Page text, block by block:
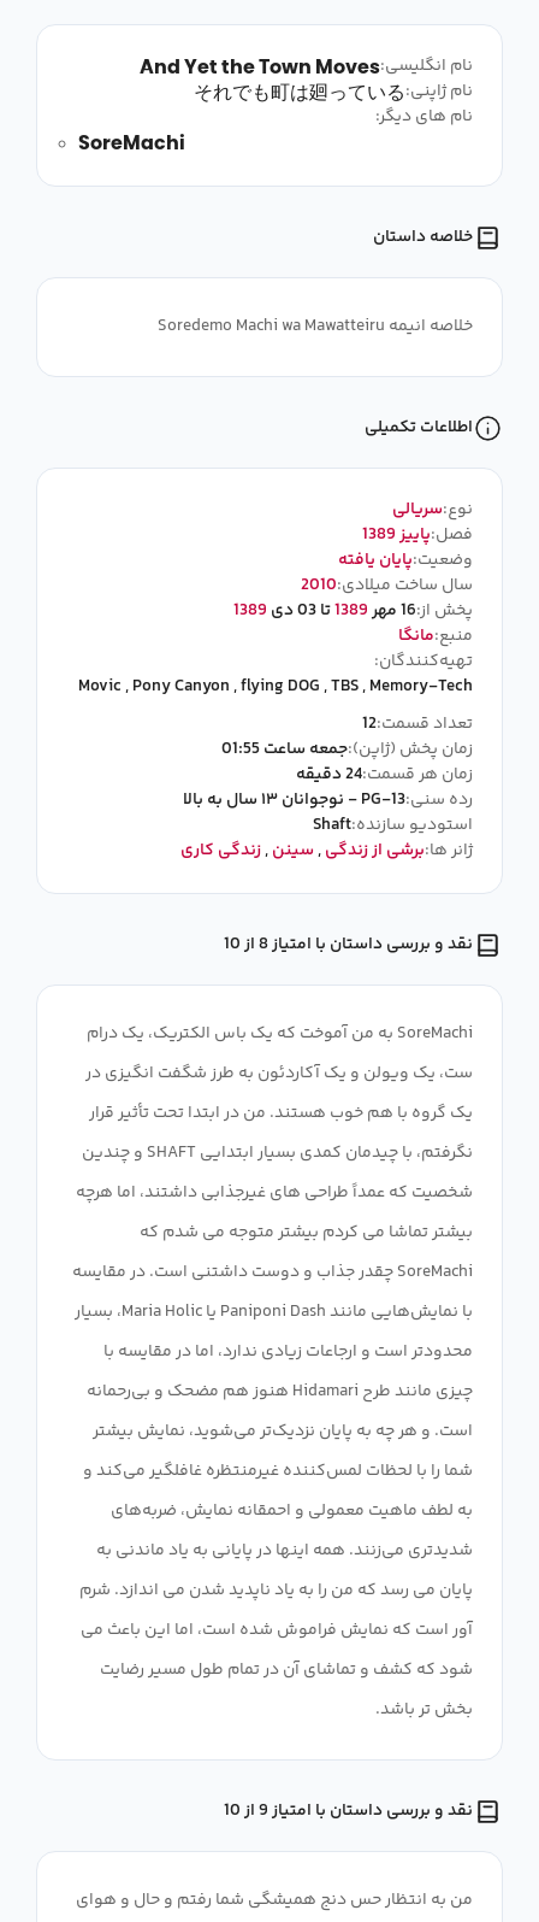
نام انگلیسی:And Yet the Town Moves
نام ژاپنی:それでも町は廻っている
نام های دیگر:
SoreMachi
خلاصه داستان
خلاصه انیمه Soredemo Machi wa Mawatteiru
اطلاعات تکمیلی
نوع:سریالی
فصل:پاییز 1389
وضعیت:پایان یافته
سال ساخت میلادی:2010
پخش از:16 مهر 1389تا 03 دی
1389
منبع:مانگا
تهیه‌کنندگان:
Movic,Pony Canyon,flying DOG,TBS,Memory-Tech
تعداد قسمت:12
زمان پخش (ژاپن):جمعه ساعت 01:55
زمان هر قسمت:24 دقیقه
رده سنی:PG-13 - نوجوانان ۱۳ سال به بالا
استودیو سازنده:Shaft
ژانر ها:برشی از زندگی,سینن,زندگی کاری
نقد و بررسی داستان با امتیاز 8 از 10
SoreMachi به من آموخت که یک باس الکتریک، یک درام
ست، یک ویولن و یک آکاردئون به طرز شگفت انگیزی در
یک گروه با هم خوب هستند. من در ابتدا تحت تأثیر قرار
نگرفتم، با چیدمان کمدی بسیار ابتدایی SHAFT و چندین
شخصیت که عمداً طراحی های غیرجذابی داشتند، اما هرچه
بیشتر تماشا می کردم بیشتر متوجه می شدم که
SoreMachi چقدر جذاب و دوست داشتنی است. در مقایسه
با نمایش‌هایی مانند Paniponi Dash یا Maria Holic، بسیار
محدودتر است و ارجاعات زیادی ندارد، اما در مقایسه با
چیزی مانند طرح Hidamari هنوز هم مضحک و بی‌رحمانه
است. و هر چه به پایان نزدیک‌تر می‌شوید، نمایش بیشتر
شما را با لحظات لمس‌کننده غیرمنتظره غافلگیر می‌کند و
به لطف ماهیت معمولی و احمقانه نمایش، ضربه‌های
شدیدتری می‌زنند. همه اینها در پایانی به یاد ماندنی به
پایان می رسد که من را به یاد ناپدید شدن می اندازد. شرم
آور است که نمایش فراموش شده است، اما این باعث می
شود که کشف و تماشای آن در تمام طول مسیر رضایت
بخش تر باشد.
نقد و بررسی داستان با امتیاز 9 از 10
من به انتظار حس دنج همیشگی شما رفتم و حال و هوای